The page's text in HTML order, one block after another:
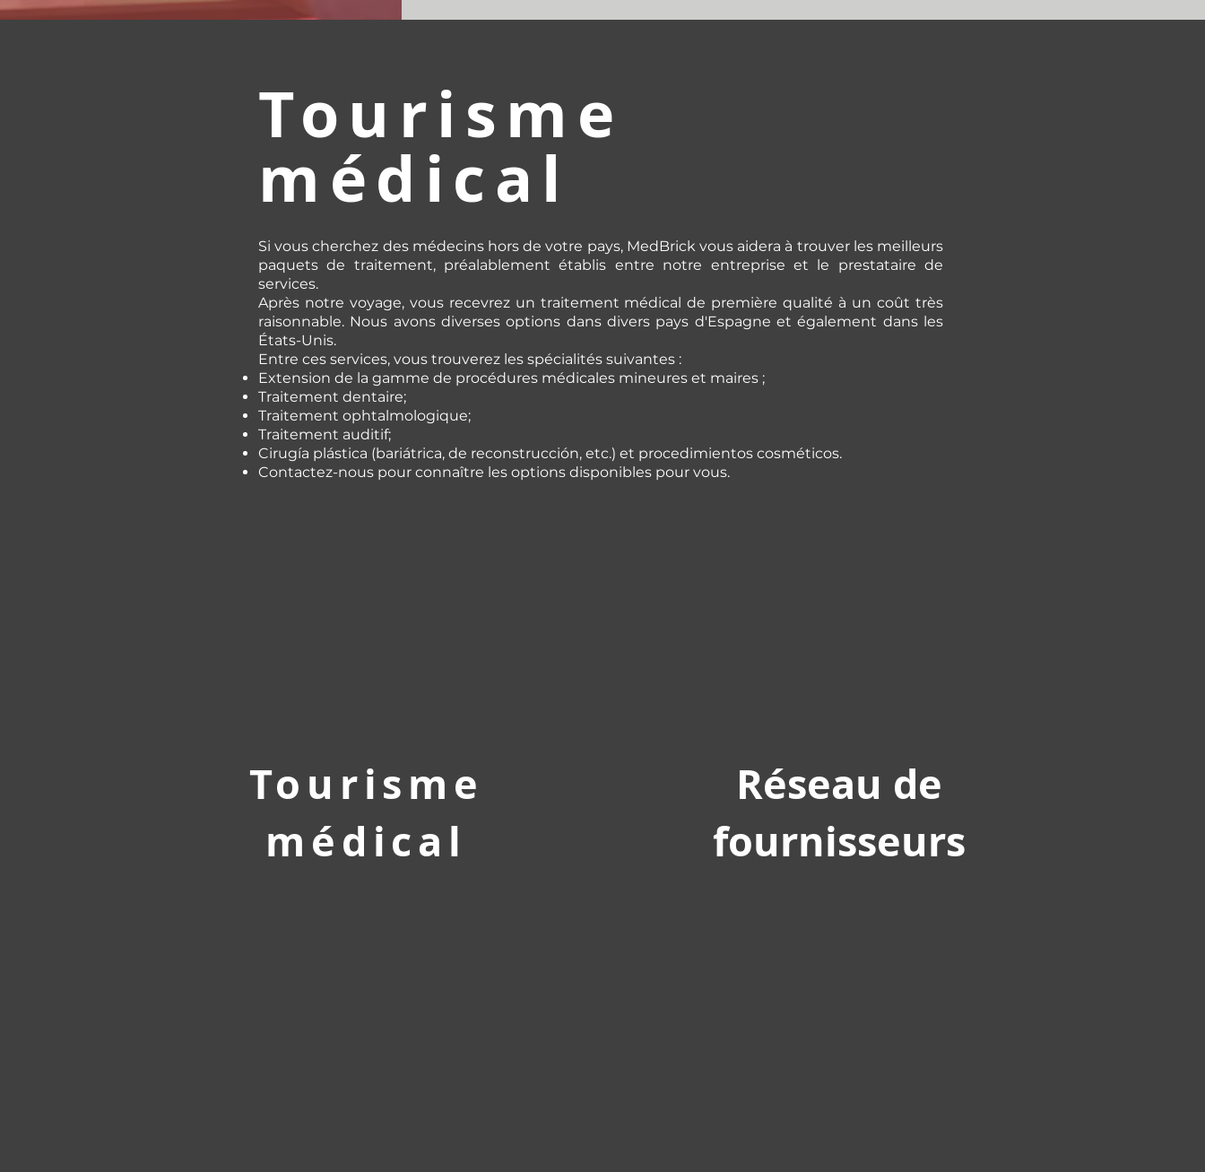
Tourisme
médical
Si vous cherchez des médecins hors de votre pays, MedBrick vous aidera à trouver les meilleurs
paquets de traitement, préalablement établis entre notre entreprise et le prestataire de
services.
Après notre voyage, vous recevrez un traitement médical de première qualité à un coût très
raisonnable. Nous avons diverses options dans divers pays d'Espagne et également dans les
États-Unis.
Entre ces services, vous trouverez les spécialités suivantes :
Extension de la gamme de procédures médicales mineures et maires ;
Traitement dentaire;
Traitement ophtalmologique;
Traitement auditif;
Cirugía plástica (bariátrica, de reconstrucción, etc.) et procedimientos cosméticos.
Contactez-nous pour connaître les options disponibles pour vous.
Tourisme
médical
Réseau de
fournisseurs